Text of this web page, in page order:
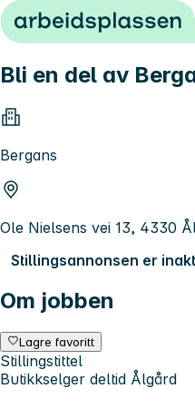
Hopp til innhold
Bli en del av
Bergans
Ole Nielsens vei 13, 4330
Stillingsannonsen er
Om jobben
Lagre favoritt
Stillingstittel
Butikkselger deltid Ålgård